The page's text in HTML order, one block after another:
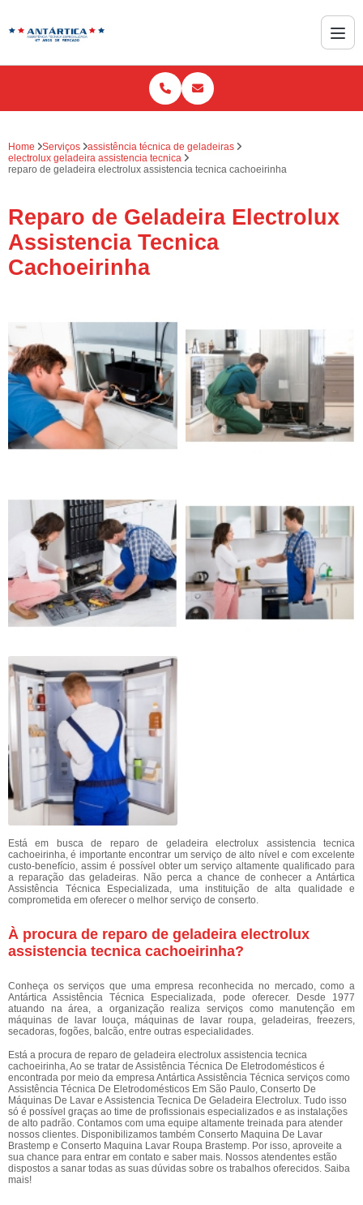
Home Serviços
assistência técnica de geladeiras
electrolux geladeira assistencia tecnica
reparo de geladeira electrolux assistencia tecnica cachoeirinha
Reparo de Geladeira Electrolux
Assistencia Tecnica
Cachoeirinha
Está em busca de reparo de geladeira electrolux assistencia tecnica
cachoeirinha, é importante encontrar um serviço de alto nível e com excelente
custo-benefício, assim é possível obter um serviço altamente qualificado para
a reparação das geladeiras. Não perca a chance de conhecer a Antártica
Assistência Técnica Especializada, uma instituição de alta qualidade e
comprometida em oferecer o melhor serviço de conserto.
À procura de reparo de geladeira electrolux
assistencia tecnica cachoeirinha?
Conheça os serviços que uma empresa reconhecida no mercado, como a
Antártica Assistência Técnica Especializada, pode oferecer. Desde 1977
atuando na área, a organização realiza serviços como manutenção em
máquinas de lavar louça, máquinas de lavar roupa, geladeiras, freezers,
secadoras, fogões, balcão, entre outras especialidades.
Está a procura de reparo de geladeira electrolux assistencia tecnica
cachoeirinha, Ao se tratar de Assistência Técnica De Eletrodomésticos é
encontrada por meio da empresa Antártica Assistência Técnica serviços como
Assistência Técnica De Eletrodomésticos Em São Paulo, Conserto De
Máquinas De Lavar e Assistencia Tecnica De Geladeira Electrolux. Tudo isso
só é possível graças ao time de profissionais especializados e as instalações
de alto padrão. Contamos com uma equipe altamente treinada para atender
nossos clientes. Disponibilizamos também Conserto Maquina De Lavar
Brastemp e Conserto Maquina Lavar Roupa Brastemp. Por isso, aproveite a
sua chance para entrar em contato e saber mais. Nossos atendentes estão
dispostos a sanar todas as suas dúvidas sobre os trabalhos oferecidos. Saiba
mais!